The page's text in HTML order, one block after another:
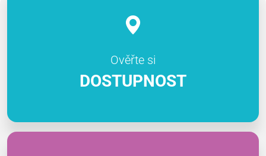
Ověřte si
DOSTUPNOST